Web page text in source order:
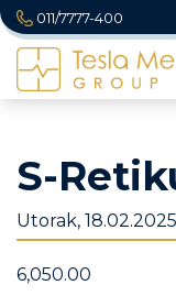
011/7777-400
S-
Utorak,
6,050.00